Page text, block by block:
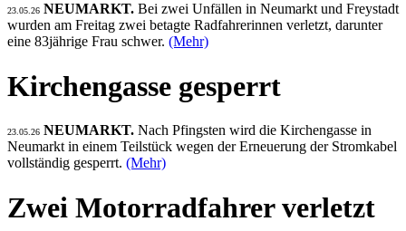
23.05.26 NEUMARKT. Bei zwei Unfällen in Neumarkt und Freystadt
wurden am Freitag zwei betagte Radfahrerinnen verletzt, darunter
eine 83jährige Frau schwer. (Mehr)
Kirchengasse gesperrt
23.05.26 NEUMARKT. Nach Pfingsten wird die Kirchengasse in
Neumarkt in einem Teilstück wegen der Erneuerung der Stromkabel
vollständig gesperrt. (Mehr)
Zwei Motorradfahrer verletzt